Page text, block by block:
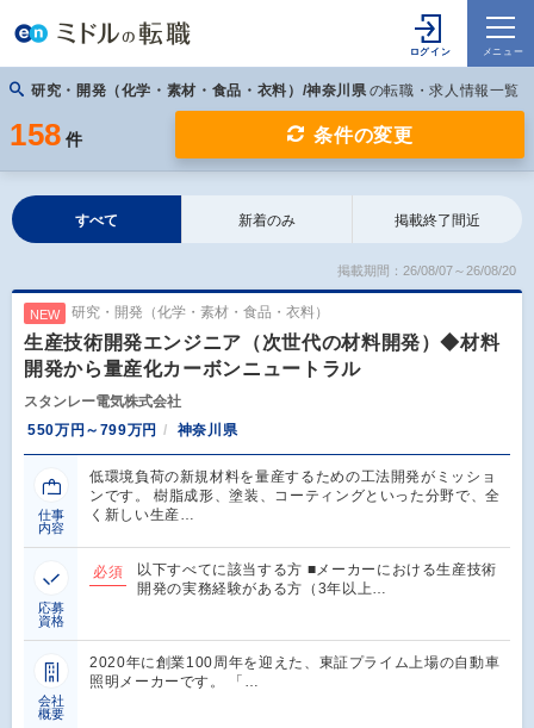
研究・開発（化学・素材・食品・衣料）/神奈川県 の転職・求人情報一覧
158 件 条件の変更
すべて 新着のみ 掲載終了間近
掲載期間：26/08/07～26/08/20
NEW 研究・開発（化学・素材・食品・衣料）
生産技術開発エンジニア（次世代の材料開発）◆材料
開発から量産化カーボンニュートラル
スタンレー電気株式会社
550万円～799万円
神奈川県
仕事
内容
低環境負荷の新規材料を量産するための工法開発がミッショ
ンです。 樹脂成形、塗装、コーティングといった分野で、全
く新しい生産…
応募
資格
必須
以下すべてに該当する方 ■メーカーにおける生産技術
開発の実務経験がある方（3年以上…
会社
概要
2020年に創業100周年を迎えた、東証プライム上場の自動車
照明メーカーです。 「…